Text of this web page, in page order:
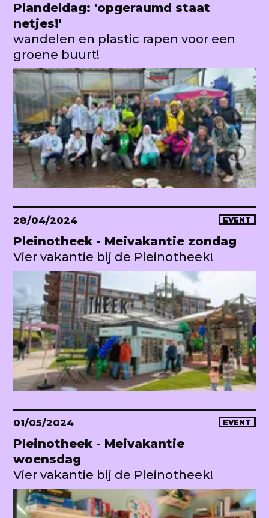
Plandeldag: 'opgeraumd staat
netjes!'
wandelen en plastic rapen voor een
groene buurt!
28/04/2024 EVENT
Pleinotheek - Meivakantie zondag
Vier vakantie bij de Pleinotheek!
01/05/2024 EVENT
Pleinotheek - Meivakantie
woensdag
Vier vakantie bij de Pleinotheek!